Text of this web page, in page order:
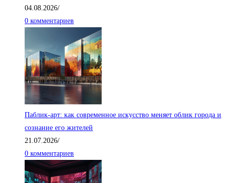
04.08.2026/
0 комментариев
Паблик-арт: как современное искусство меняет облик города и
сознание его жителей
21.07.2026/
0 комментариев